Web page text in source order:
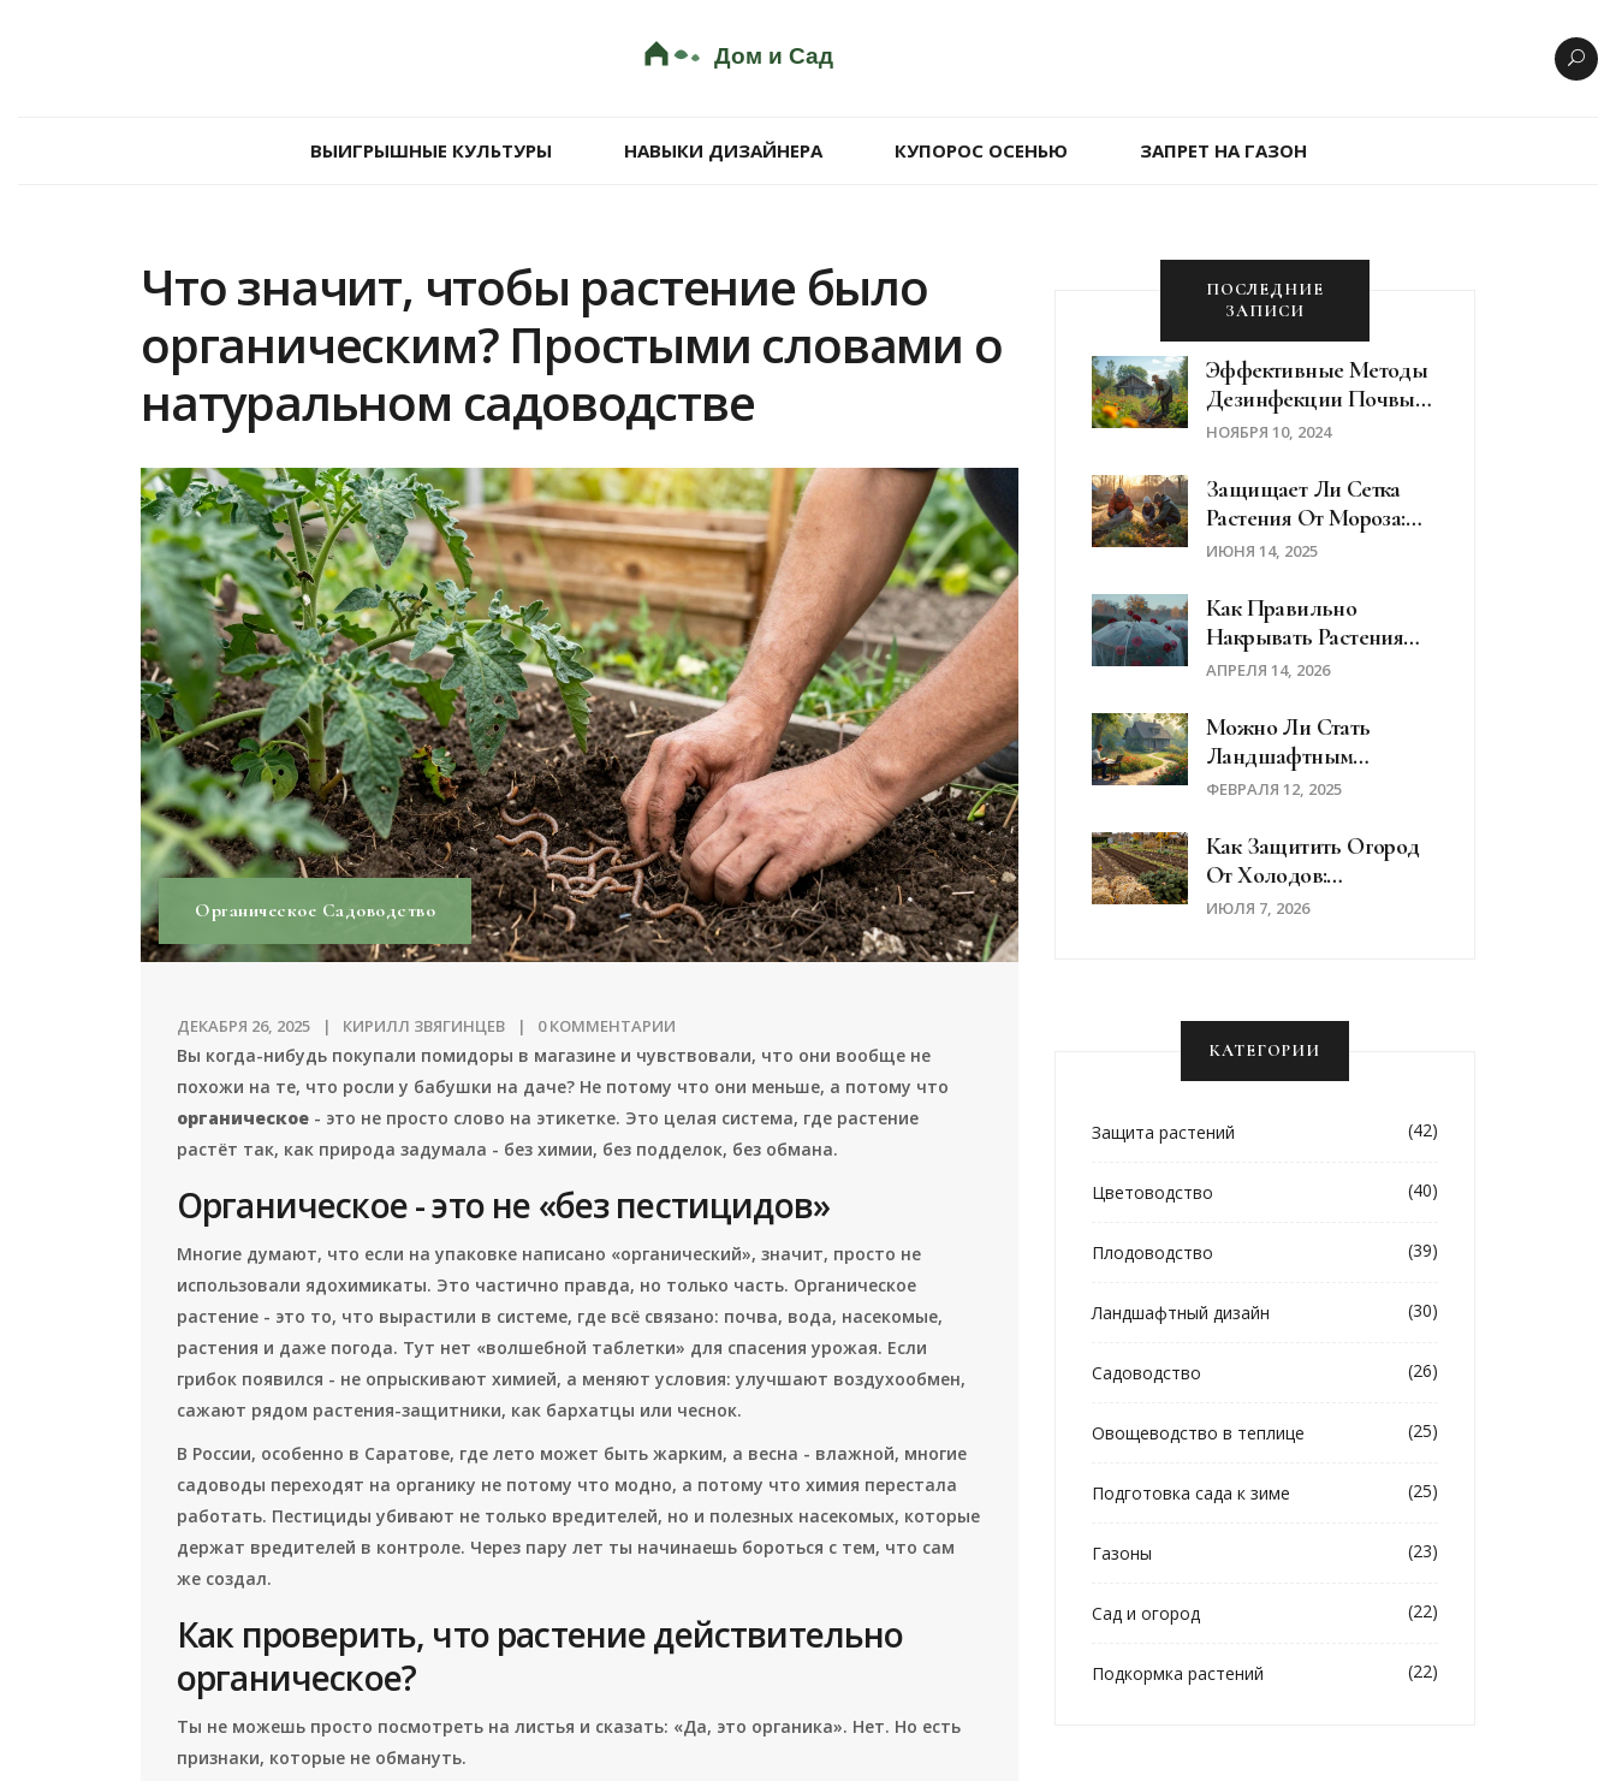
ВЫИГРЫШНЫЕ КУЛЬТУРЫ НАВЫКИ ДИЗАЙНЕРА КУПОРОС ОСЕНЬЮ ЗАПРЕТ НА ГАЗОН
Что значит, чтобы растение было
органическим? Простыми словами о
натуральном садоводстве
Органическое Садоводство
ДЕКАБРЯ 26, 2025 КИРИЛЛ ЗВЯГИНЦЕВ 0 КОММЕНТАРИИ
Вы когда-нибудь покупали помидоры в магазине и чувствовали, что они вообще не
похожи на те, что росли у бабушки на даче? Не потому что они меньше, а потому что
органическое - это не просто слово на этикетке. Это целая система, где растение
растёт так, как природа задумала - без химии, без подделок, без обмана.
Органическое - это не «без пестицидов»
Многие думают, что если на упаковке написано «органический», значит, просто не
использовали ядохимикаты. Это частично правда, но только часть. Органическое
растение - это то, что вырастили в системе, где всё связано: почва, вода, насекомые,
растения и даже погода. Тут нет «волшебной таблетки» для спасения урожая. Если
грибок появился - не опрыскивают химией, а меняют условия: улучшают воздухообмен,
сажают рядом растения-защитники, как бархатцы или чеснок.
В России, особенно в Саратове, где лето может быть жарким, а весна - влажной, многие
садоводы переходят на органику не потому что модно, а потому что химия перестала
работать. Пестициды убивают не только вредителей, но и полезных насекомых, которые
держат вредителей в контроле. Через пару лет ты начинаешь бороться с тем, что сам
же создал.
Как проверить, что растение действительно
органическое?
Ты не можешь просто посмотреть на листья и сказать: «Да, это органика». Нет. Но есть
признаки, которые не обмануть.
ПОСЛЕДНИЕ
ЗАПИСИ
Эффективные Методы
Дезинфекции Почвы
На Огороде
НОЯБРЯ 10, 2024
Защищает Ли Сетка
Растения От Мороза:
Стоит Ли Её
ИЮНЯ 14, 2025
Как Правильно
Накрывать Растения
Морозной Тканью:
АПРЕЛЯ 14, 2026
Можно Ли Стать
Ландшафтным
Дизайнером Без
ФЕВРАЛЯ 12, 2025
Как Защитить Огород
От Холодов:
Проверенные Способы
ИЮЛЯ 7, 2026
КАТЕГОРИИ
Защита растений (42)
Цветоводство (40)
Плодоводство (39)
Ландшафтный дизайн (30)
Садоводство (26)
Овощеводство в теплице (25)
Подготовка сада к зиме (25)
Газоны (23)
Сад и огород (22)
Подкормка растений (22)